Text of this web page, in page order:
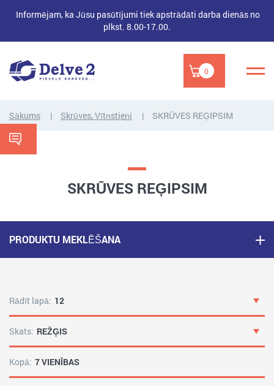
Informējam, ka Jūsu pasūtījumi tiek apstrādāti darba dienās no
plkst. 8.00-17.00.
0
Sākums Skrūves, Vītņstieņi SKRŪVES REĢIPSIM
SKRŪVES REĢIPSIM
PRODUKTU MEKLĒŠANA
Rādīt lapā: 12
Skats: REŽĢIS
Kopā: 7 VIENĪBAS